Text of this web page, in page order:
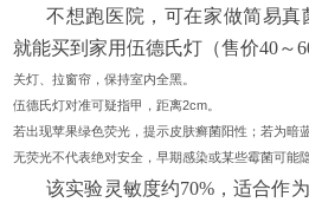
不想跑医院，可在家做简易
就能买到家用伍德氏灯（售价40～
关灯、拉窗帘，保持室内全黑。
伍德氏灯对准可疑指甲，距离2cm。
若出现苹果绿色荧光，提示皮肤癣菌阳性；若为暗
无荧光不代表绝对安全，早期感染或某些霉菌可能
该实验灵敏度约70%，适合作